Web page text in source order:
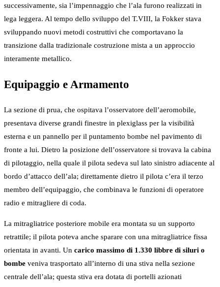
successivamente, sia l’impennaggio che l’ala furono realizzati in
lega leggera. Al tempo dello sviluppo del T.VIII, la Fokker stava
sviluppando nuovi metodi costruttivi che comportavano la
transizione dalla tradizionale costruzione mista a un approccio
interamente metallico.
Equipaggio e Armamento
La sezione di prua, che ospitava l’osservatore dell’aeromobile,
presentava diverse grandi finestre in plexiglass per la visibilità
esterna e un pannello per il puntamento bombe nel pavimento di
fronte a lui. Dietro la posizione dell’osservatore si trovava la cabina
di pilotaggio, nella quale il pilota sedeva sul lato sinistro adiacente al
bordo d’attacco dell’ala; direttamente dietro il pilota c’era il terzo
membro dell’equipaggio, che combinava le funzioni di operatore
radio e mitragliere di coda.
La mitragliatrice posteriore mobile era montata su un supporto
retrattile; il pilota poteva anche sparare con una mitragliatrice fissa
orientata in avanti. Un carico massimo di 1.330 libbre di siluri o
bombe veniva trasportato all’interno di una stiva nella sezione
centrale dell’ala; questa stiva era dotata di portelli azionati